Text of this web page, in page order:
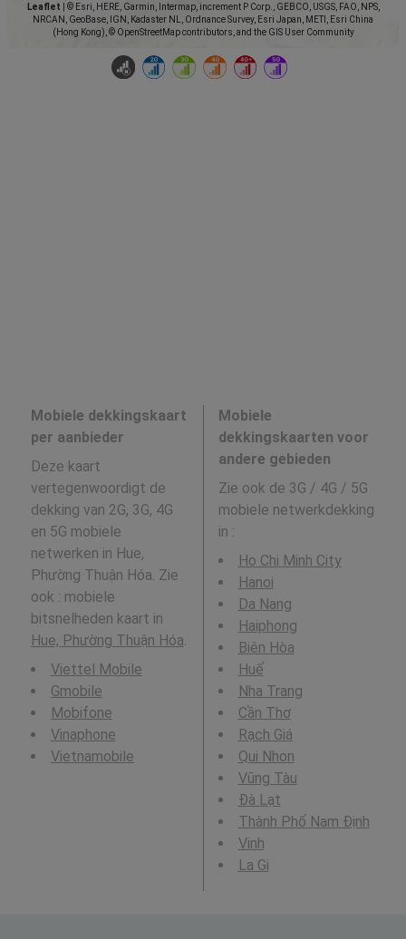
Leaflet
© Esri, HERE, Garmin, Intermap, increment P Corp., GEBCO, USGS, FAO, NPS,
NRCAN, GeoBase, IGN, Kadaster NL, Ordnance Survey, Esri Japan, METI, Esri China
(Hong Kong), © OpenStreetMap contributors, and the GIS User Community
Mobiele dekkingskaart
per aanbieder
Deze kaart
vertegenwoordigt de
dekking van 2G, 3G, 4G
en 5G mobiele
netwerken in Hue,
Phường Thuận Hóa. Zie
ook : mobiele
bitsnelheden kaart in
Hue, Phường Thuận Hóa.
Viettel Mobile
Gmobile
Mobifone
Vinaphone
Vietnamobile
Mobiele
dekkingskaarten voor
andere gebieden
Zie ook de 3G / 4G / 5G
mobiele netwerkdekking
in :
Ho Chi Minh City
Hanoi
Da Nang
Haiphong
Biên Hòa
Huế
Nha Trang
Cần Thơ
Rạch Giá
Qui Nhon
Vũng Tàu
Ðà Lạt
Thành Phố Nam Định
Vinh
La Gi